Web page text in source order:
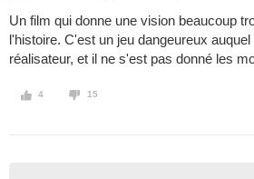
Un film qui donne une vision beaucoup
l'histoire. C'est un jeu dangeureux
réalisateur, et il ne s'est pas donné les
4 15